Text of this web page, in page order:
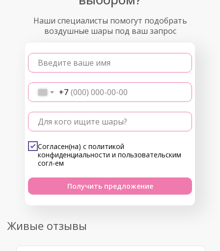
Наши специалисты помогут подобрать
воздушные шары под ваш запрос
Введите ваше имя
+7
Для кого ищите шары?
Согласен(на) с политикой
конфиденциальности и пользовательским
согл-ем
Получить предложение
Живые отзывы